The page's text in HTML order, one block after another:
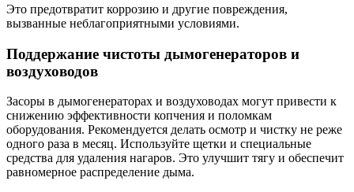
Это предотвратит коррозию и другие повреждения,
вызванные неблагоприятными условиями.
Поддержание чистоты дымогенераторов и
воздуховодов
Засоры в дымогенераторах и воздуховодах могут привести к
снижению эффективности копчения и поломкам
оборудования. Рекомендуется делать осмотр и чистку не реже
одного раза в месяц. Используйте щетки и специальные
средства для удаления нагаров. Это улучшит тягу и обеспечит
равномерное распределение дыма.